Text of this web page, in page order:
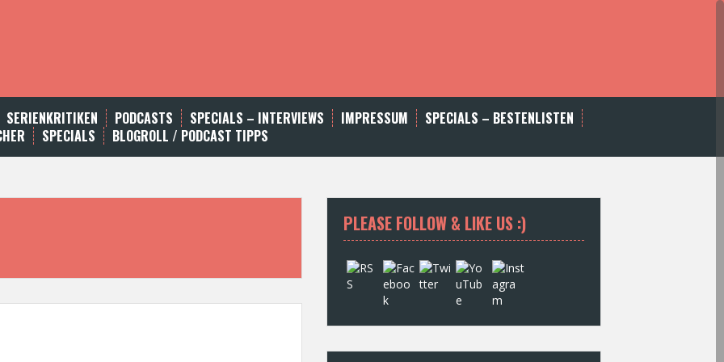
SERIENKRITIKEN PODCASTS SPECIALS – INTERVIEWS IMPRESSUM
SPECIALS – BESTENLISTEN
SPECIALS BLOGROLL / PODCAST TIPPS
PLEASE FOLLOW & LIKE US :)